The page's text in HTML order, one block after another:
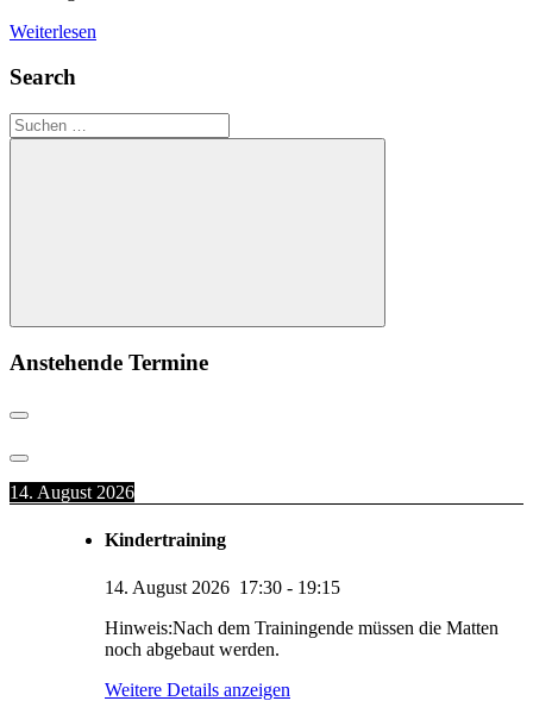
Weiterlesen
Search
Suchen
nach:
Suchen
Anstehende Termine
14. August 2026
Kindertraining
14. August 2026 17:30 - 19:15
Hinweis:Nach dem Trainingende müssen die Matten
noch abgebaut werden.
Weitere Details anzeigen